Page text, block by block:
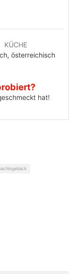
KÜCHE
österreichisch
hat!